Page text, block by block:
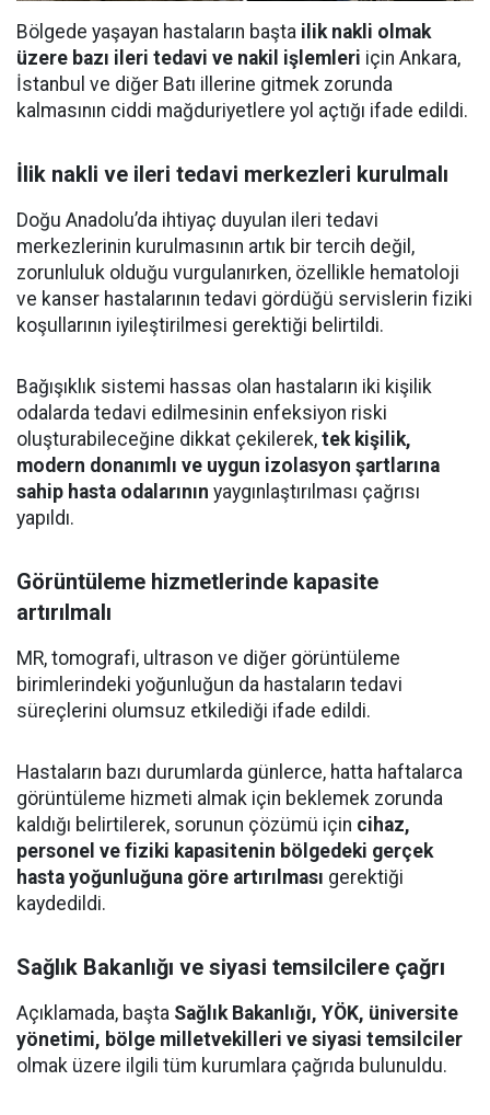
Bölgede yaşayan hastaların başta ilik nakli olmak
üzere bazı ileri tedavi ve nakil işlemleri için Ankara,
İstanbul ve diğer Batı illerine gitmek zorunda
kalmasının ciddi mağduriyetlere yol açtığı ifade edildi.
İlik nakli ve ileri tedavi merkezleri kurulmalı
Doğu Anadolu’da ihtiyaç duyulan ileri tedavi
merkezlerinin kurulmasının artık bir tercih değil,
zorunluluk olduğu vurgulanırken, özellikle hematoloji
ve kanser hastalarının tedavi gördüğü servislerin fiziki
koşullarının iyileştirilmesi gerektiği belirtildi.
Bağışıklık sistemi hassas olan hastaların iki kişilik
odalarda tedavi edilmesinin enfeksiyon riski
oluşturabileceğine dikkat çekilerek, tek kişilik,
modern donanımlı ve uygun izolasyon şartlarına
sahip hasta odalarının yaygınlaştırılması çağrısı
yapıldı.
Görüntüleme hizmetlerinde kapasite
artırılmalı
MR, tomografi, ultrason ve diğer görüntüleme
birimlerindeki yoğunluğun da hastaların tedavi
süreçlerini olumsuz etkilediği ifade edildi.
Hastaların bazı durumlarda günlerce, hatta haftalarca
görüntüleme hizmeti almak için beklemek zorunda
kaldığı belirtilerek, sorunun çözümü için cihaz,
personel ve fiziki kapasitenin bölgedeki gerçek
hasta yoğunluğuna göre artırılması gerektiği
kaydedildi.
Sağlık Bakanlığı ve siyasi temsilcilere çağrı
Açıklamada, başta Sağlık Bakanlığı, YÖK, üniversite
yönetimi, bölge milletvekilleri ve siyasi temsilciler
olmak üzere ilgili tüm kurumlara çağrıda bulunuldu.